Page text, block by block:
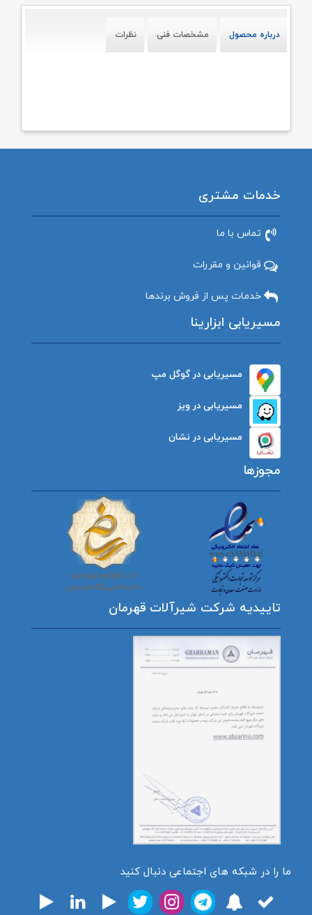
درباره محصول مشخصات فنی نظرات
خدمات مشتری
تماس با ما
قوانین و مقررات
خدمات پس از فروش برندها
مسیریابی ابزارینا
مسیریابی در گوگل مپ
مسیریابی در ویز
مسیریابی در نشان
مجوزها
تاییدیه شرکت شیرآلات قهرمان
ما را در شبکه های اجتماعی دنبال کنید